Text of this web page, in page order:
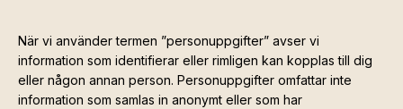
När vi använder termen ”personuppgifter” avser vi
information som identifierar eller rimligen kan kopplas till dig
eller någon annan person. Personuppgifter omfattar inte
information som samlas in anonymt eller som har